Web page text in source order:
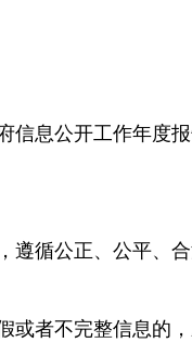
信息公开工作年度报
循公正、公平、合
者不完整信息的